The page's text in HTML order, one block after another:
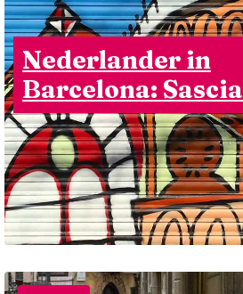
Nederlander in
Barcelona: Sascia